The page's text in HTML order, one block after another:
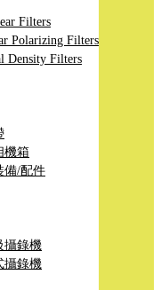
Filters
Polarizing Filters
Density Filters
機箱
備/配件
攝錄機
攝錄機